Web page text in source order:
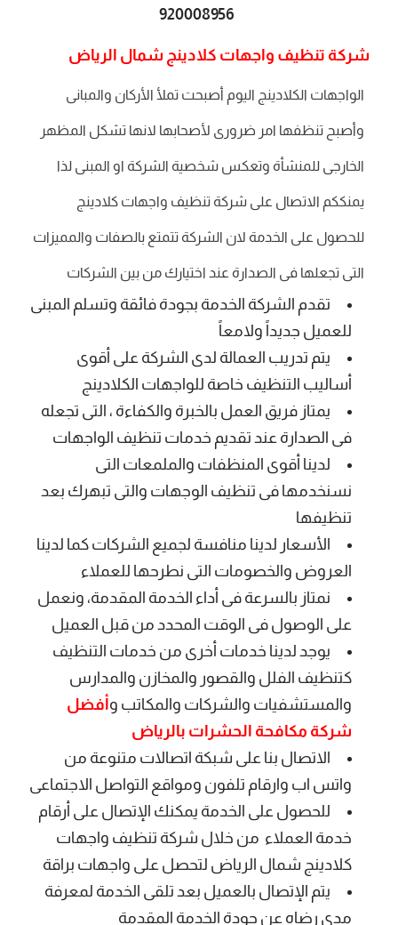
920008956
شركة تنظيف واجهات كلادينج شمال الرياض
الواجهات الكلادينج اليوم أصبحت تملأ الأركان والمبانى
وأصبح تنظفها امر ضرورى لأصحابها لانها تشكل المظهر
الخارجى للمنشأة وتعكس شخصية الشركة او المبنى لذا
يمنككم الاتصال على شركة تنظيف واجهات كلادينج
للحصول على الخدمة لان الشركة تتمتع بالصفات والمميزات
التى تجعلها فى الصدارة عند اختيارك من بين الشركات
تقدم الشركة الخدمة بجودة فائقة وتسلم المبنى
للعميل جديداً ولامعاً
يتم تدريب العمالة لدى الشركة على أقوى
أساليب التنظيف خاصة للواجهات الكلادينج
يمتاز فريق العمل بالخبرة والكفاءة ، التى تجعله
فى الصدارة عند تقديم خدمات تنظيف الواجهات
لدينا أقوى المنظفات والملمعات التى
نسنخدمها فى تنظيف الوجهات والتى تبهرك بعد
تنظيفها
الأسعار لدينا منافسة لجميع الشركات كما لدينا
العروض والخصومات التى نطرحها للعملاء
نمتاز بالسرعة فى أداء الخدمة المقدمة، ونعمل
على الوصول فى الوقت المحدد من قبل العميل
يوجد لدينا خدمات أخرى من خدمات التنظيف
كتنظيف الفلل والقصور والمخازن والمدارس
والمستشفيات والشركات والمكاتب وأفضل
شركة مكافحة الحشرات بالرياض
الاتصال بنا على شبكة اتصالات متنوعة من
واتس اب وارقام تلفون ومواقع التواصل الاجتماعى
للحصول على الخدمة يمكنك الإتصال على أرقام
خدمة العملاء من خلال شركة تنظيف واجهات
كلادينج شمال الرياض لتحصل على واجهات براقة
يتم الإتصال بالعميل بعد تلقى الخدمة لمعرفة
مدى رضاه عن جودة الخدمة المقدمة